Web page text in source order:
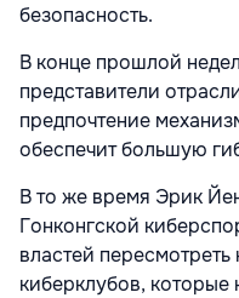
безопасность.
В конце прошлой
представители
предпочтение
обеспечит большую
В то же время Эрик
Гонконгской
властей
киберклубов, которые